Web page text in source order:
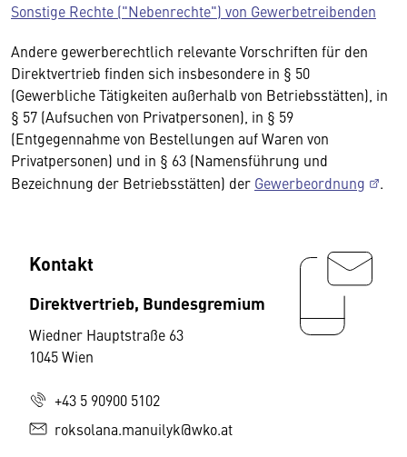
Sonstige Rechte ("Nebenrechte") von Gewerbetreibenden
Andere gewerberechtlich relevante Vorschriften für den
Direktvertrieb finden sich insbesondere in § 50
(Gewerbliche Tätigkeiten außerhalb von Betriebsstätten), in
§ 57 (Aufsuchen von Privatpersonen), in § 59
(Entgegennahme von Bestellungen auf Waren von
Privatpersonen) und in § 63 (Namensführung und
Bezeichnung der Betriebsstätten) der Gewerbeordnung .
Kontakt
Direktvertrieb, Bundesgremium
Wiedner Hauptstraße 63
1045 Wien
+43 5 90900 5102
roksolana.manuilyk@wko.at